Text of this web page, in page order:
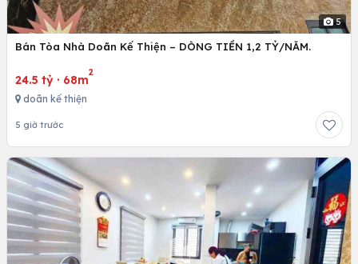
5
Bán Tòa Nhà Doãn Kế Thiện – DÒNG TIỀN 1,2 TỶ/NĂM.
24.5 tỷ · 68m
2
doãn kế thiện
5 giờ trước